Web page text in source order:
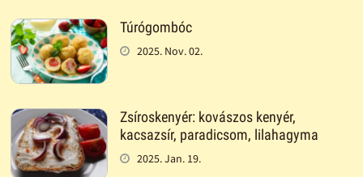
Túrógombóc
2025. Nov. 02.
Zsíroskenyér: kovászos kenyér,
kacsazsír, paradicsom, lilahagyma
2025. Jan. 19.